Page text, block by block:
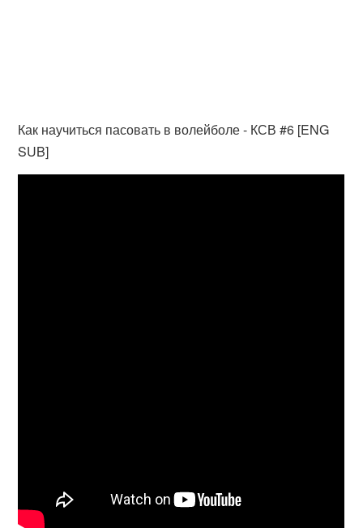
Как научиться пасовать в волейболе - КСВ #6 [ENG
SUB]